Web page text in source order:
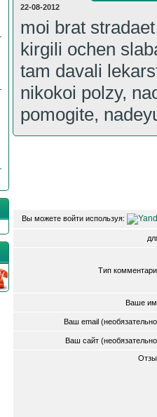
22-08-2012
moi brat
kirgili ochen
tam davali
nikokoi polzy,
pomogite,
Вы можете войти используя:
Тип
Ваше
Ваш email
Ваш сайт